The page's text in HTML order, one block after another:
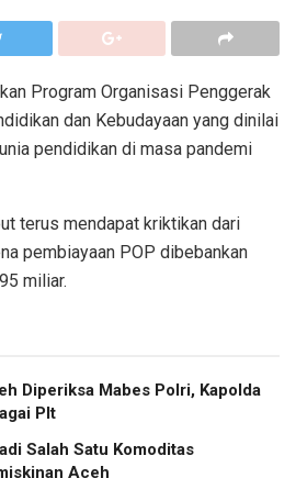
Program Organisasi Penggerak
dan Kebudayaan yang dinilai
pendidikan di masa pandemi
terus mendapat kriktikan dari
pembiayaan POP dibebankan
miliar.
Diperiksa Mabes Polri, Kapolda
Plt
Salah Satu Komoditas
Aceh